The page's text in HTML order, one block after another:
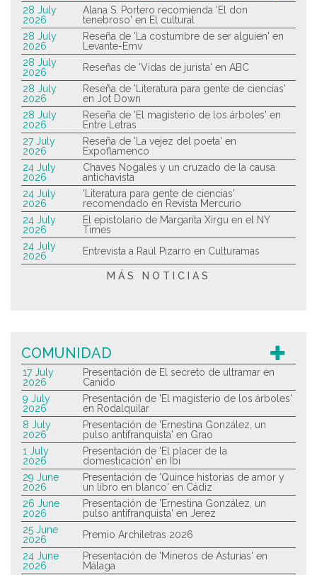
28 July
2026
Alana S. Portero recomienda 'El don
tenebroso' en El cultural
28 July
2026
Reseña de 'La costumbre de ser alguien' en
Levante-Emv
28 July
2026
Reseñas de 'Vidas de jurista' en ABC
28 July
2026
Reseña de 'Literatura para gente de ciencias'
en Jot Down
28 July
2026
Reseña de 'El magisterio de los árboles' en
Entre Letras
27 July
2026
Reseña de 'La vejez del poeta' en
Expoflamenco
24 July
2026
Chaves Nogales y un cruzado de la causa
antichavista
24 July
2026
'Literatura para gente de ciencias'
recomendado en Revista Mercurio
24 July
2026
El epistolario de Margarita Xirgu en el NY
Times
24 July
2026
Entrevista a Raúl Pizarro en Culturamas
MÁS NOTICIAS
COMUNIDAD
17 July
2026
Presentación de El secreto de ultramar en
Canido
9 July
2026
Presentación de 'El magisterio de los árboles'
en Rodalquilar
8 July
2026
Presentación de 'Ernestina González, un
pulso antifranquista' en Grao
1 July
2026
Presentación de 'El placer de la
domesticación' en Ibi
29 June
2026
Presentación de 'Quince historias de amor y
un libro en blanco' en Cádiz
26 June
2026
Presentación de 'Ernestina González, un
pulso antifranquista' en Jerez
25 June
2026
Premio Archiletras 2026
24 June
2026
Presentación de 'Mineros de Asturias' en
Málaga